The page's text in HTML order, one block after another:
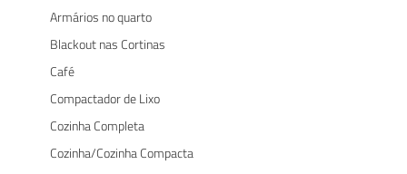
Armários no quarto
Blackout nas Cortinas
Café
Compactador de Lixo
Cozinha Completa
Cozinha/Cozinha Compacta